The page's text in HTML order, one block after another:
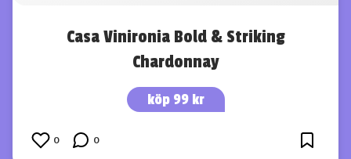
Casa Vinironia Bold & Striking
Chardonnay
köp 99 kr
0 0